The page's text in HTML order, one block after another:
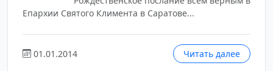
Епархии Святого Климента в Саратове...
01.01.2014 Читать далее